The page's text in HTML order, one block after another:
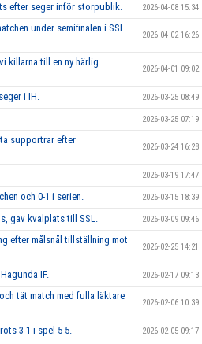
efter seger inför storpublik. 2026-04-08 15:34
under semifinalen i SSL
2026-04-02 16:26
killarna till en ny härlig
2026-04-01 09:02
i IH. 2026-03-25 08:49
2026-03-25 07:19
supportrar efter
2026-03-24 16:28
2026-03-19 17:47
och 0-1 i serien. 2026-03-15 18:39
gav kvalplats till SSL. 2026-03-09 09:46
efter målsnål tillställning mot
2026-02-25 14:21
IF. 2026-02-17 09:13
tät match med fulla läktare
2026-02-06 10:39
3-1 i spel 5-5. 2026-02-05 09:17